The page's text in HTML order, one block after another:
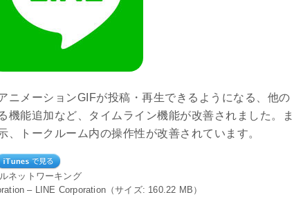
ニメーションGIFが投稿・再生できるようになる、他の
機能追加など、タイムライン機能が改善されました。ま
、トークルーム内の操作性が改善されています。
ネットワーキング
– LINE Corporation（サイズ: 160.22 MB）